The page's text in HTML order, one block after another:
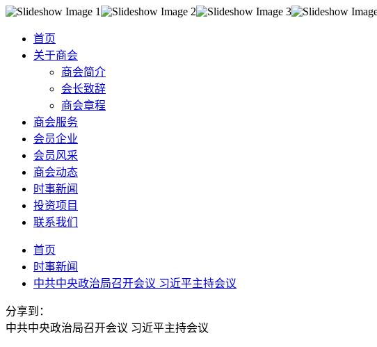
首页
关于商会
商会简介
会长致辞
商会章程
商会服务
会员企业
会员风采
商会动态
时事新闻
投资项目
联系我们
首页
时事新闻
中共中央政治局召开会议 习近平主持会议
分享到：
中共中央政治局召开会议 习近平主持会议